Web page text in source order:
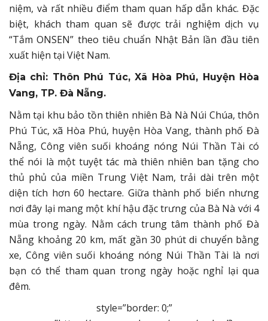
niệm, và rất nhiều điểm tham quan hấp dẫn khác. Đặc
biệt, khách tham quan sẽ được trải nghiệm dịch vụ
“Tắm ONSEN” theo tiêu chuẩn Nhật Bản lần đầu tiên
xuất hiện tại Việt Nam.
Địa chỉ: Thôn Phú Túc, Xã Hòa Phú, Huyện Hòa
Vang, TP. Đà Nẵng.
Nằm tại khu bảo tồn thiên nhiên Bà Nà Núi Chúa, thôn
Phú Túc, xã Hòa Phú, huyện Hòa Vang, thành phố Đà
Nẵng, Công viên suối khoáng nóng Núi Thần Tài có
thể nói là một tuyệt tác mà thiên nhiên ban tặng cho
thủ phủ của miền Trung Việt Nam, trải dài trên một
diện tích hơn 60 hectare. Giữa thành phố biển nhưng
nơi đây lại mang một khí hậu đặc trưng của Bà Nà với 4
mùa trong ngày. Nằm cách trung tâm thành phố Đà
Nẵng khoảng 20 km, mất gần 30 phút di chuyển bằng
xe, Công viên suối khoáng nóng Núi Thần Tài là nơi
bạn có thể tham quan trong ngày hoặc nghỉ lại qua
đêm.
style=”border: 0;”